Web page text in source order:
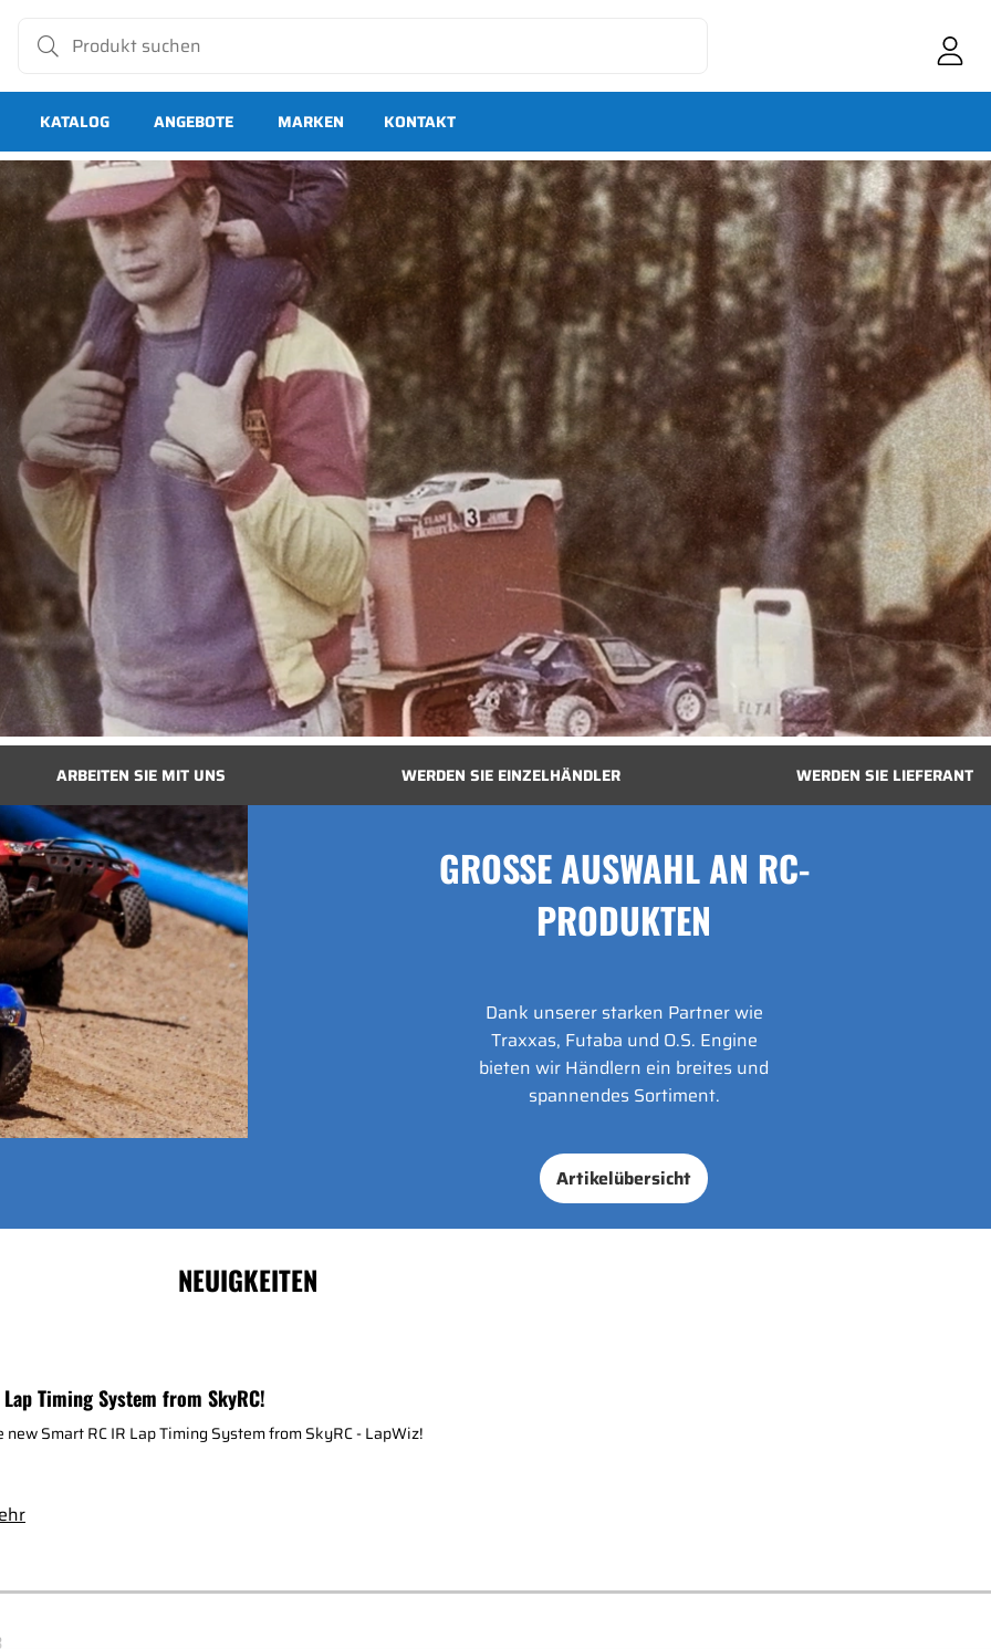
KATALOG ANGEBOTE MARKEN KONTAKT
ARBEITEN SIE MIT UNS WERDEN SIE EINZELHÄNDLER WERDEN SIE LIEFERANT
GROSSE AUSWAHL AN RC-
PRODUKTEN
Dank unserer starken Partner wie
Traxxas, Futaba und O.S. Engine
bieten wir Händlern ein breites und
spannendes Sortiment.
Artikelübersicht
NEUIGKEITEN
Timing System from SkyRC!
Smart RC IR Lap Timing System from SkyRC - LapWiz!